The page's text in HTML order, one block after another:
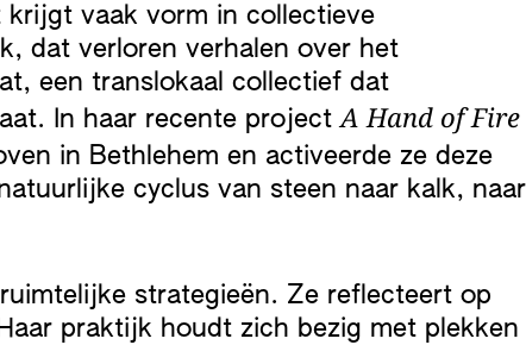
krijgt vaak vorm in collectieve
dat verloren verhalen over het
een translokaal collectief dat
In haar recente projectA Hand of Fire
in Bethlehem en activeerde ze deze
cyclus van steen naar kalk, naar
strategieën. Ze reflecteert op
praktijk houdt zich bezig met plekken